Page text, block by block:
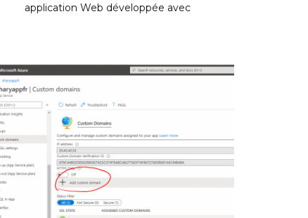
application Web développée avec